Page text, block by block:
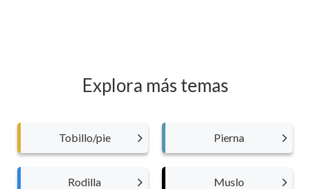
Explora más temas
Tobillo/pie Pierna
Rodilla Muslo